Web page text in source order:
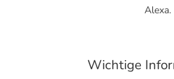
Alexa.
Wichtige